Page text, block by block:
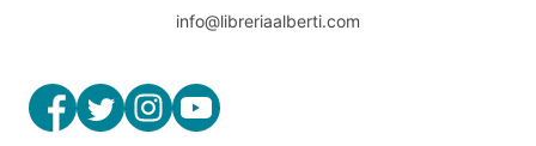
info@libreriaalberti.com